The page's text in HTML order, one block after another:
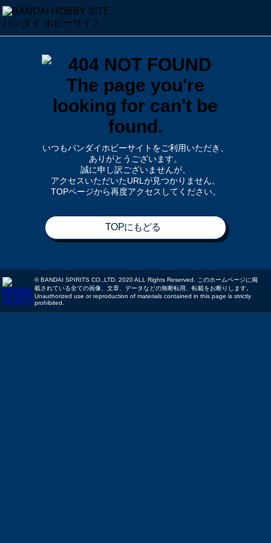
いつもバンダイホビーサイトをご利用いただき、
ありがとうございます。
誠に申し訳ございませんが、
アクセスいただいたURLが見つかりません。
TOPページから再度アクセスしてください。
TOPにもどる
© BANDAI SPIRITS CO.,LTD. 2020 ALL Rights Reserved. このホームページに掲
載されている全ての画像、文章、データなどの無断転用、転載をお断りします。
Unauthorized use or reproduction of materials contained in this page is strictly
prohibited.